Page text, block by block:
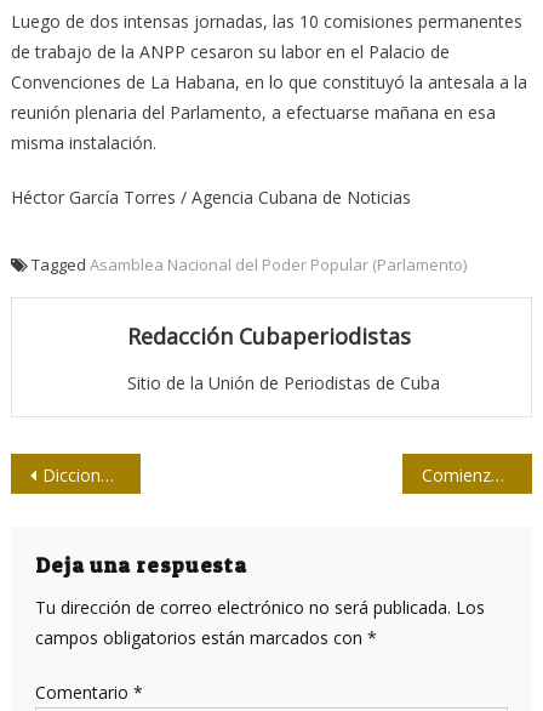
Luego de dos intensas jornadas, las 10 comisiones permanentes
de trabajo de la ANPP cesaron su labor en el Palacio de
Convenciones de La Habana, en lo que constituyó la antesala a la
reunión plenaria del Parlamento, a efectuarse mañana en esa
misma instalación.
Héctor García Torres / Agencia Cubana de Noticias
Tagged Asamblea Nacional del Poder Popular (Parlamento)
Redacción Cubaperiodistas
Sitio de la Unión de Periodistas de Cuba
Navegación
entradas
Diccionario digital de la RAE acogerá más de tres mil modificaciones Comienza la selección de los Premios Nacionales de Periodismo
Deja una respuesta
Tu dirección de correo electrónico no será publicada. Los
campos obligatorios están marcados con *
Comentario *